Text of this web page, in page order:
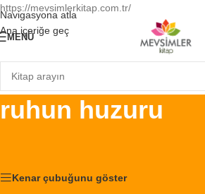
https://mevsimlerkitap.com.tr/
Navigasyona atla
Ana içeriğe geç
MENÜ
ruhun huzuru
Kenar çubuğunu göster